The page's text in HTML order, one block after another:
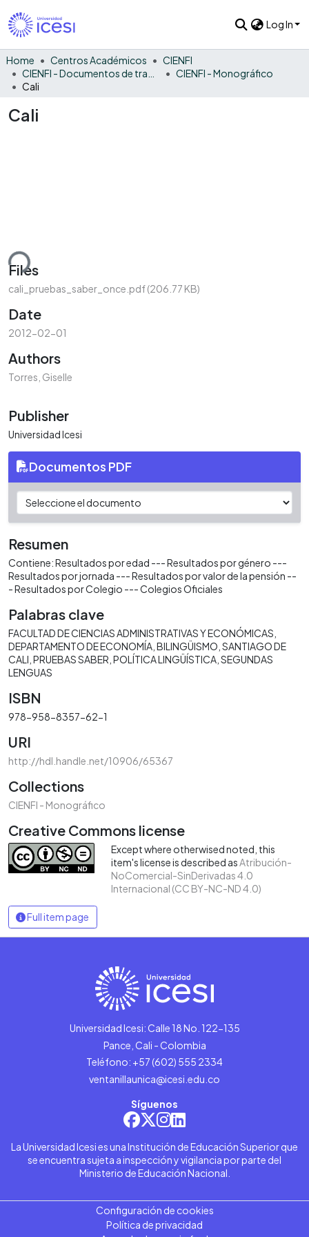
Log In
Home Centros Académicos
CIENFI
CIENFI - Monográfico
Cali
Cali
Files
cali_pruebas_saber_once.pdf(206.77 KB)
Date
2012-02-01
Authors
Torres, Giselle
Publisher
Universidad Icesi
Documentos PDF
Resumen
Contiene: Resultados por edad --- Resultados por género ---
Resultados por jornada --- Resultados por valor de la pensión --
- Resultados por Colegio --- Colegios Oficiales
Palabras clave
FACULTAD DE CIENCIAS ADMINISTRATIVAS Y ECONÓMICAS
DEPARTAMENTO DE ECONOMÍA BILINGÜISMO SANTIAGO DE
CALI PRUEBAS SABER POLÍTICA LINGÜÍSTICA SEGUNDAS
LENGUAS
ISBN
978-958-8357-62-1
URI
http://hdl.handle.net/10906/65367
Collections
CIENFI - Monográfico
Creative Commons license
Except where otherwised noted, this
item's license is described asAtribución-
NoComercial-SinDerivadas 4.0
Internacional (CC BY-NC-ND 4.0)
Full item page
Universidad Icesi: Calle 18 No. 122-135
Pance, Cali - Colombia
Teléfono: +57 (602) 555 2334
ventanillaunica@icesi.edu.co
Síguenos
La Universidad Icesi es una Institución de Educación Superior que
se encuentra sujeta a inspección y vigilancia por parte del
Ministerio de Educación Nacional.
Configuración de cookies
Política de privacidad